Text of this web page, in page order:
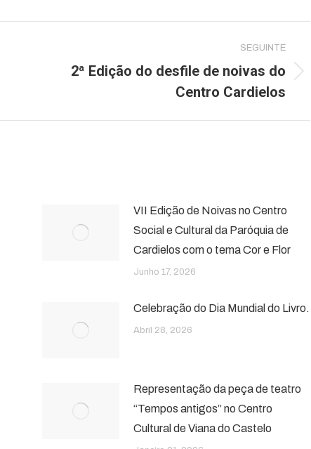
SEGUINTE
2ª Edição do desfile de noivas do
Centro Cardielos
VII Edição de Noivas no Centro
Social e Cultural da Paróquia de
Cardielos com o tema Cor e Flor
Junho 17, 2026
Celebração do Dia Mundial do Livro.
Abril 28, 2026
Representação da peça de teatro
“Tempos antigos” no Centro
Cultural de Viana do Castelo